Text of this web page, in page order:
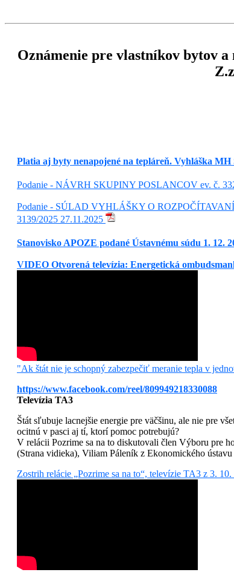
Oznámenie pre vlastníkov bytov
Platia aj byty nenapojené na tepláreň. Vyhláška
Podanie - NÁVRH SKUPINY POSLANCOV ev. č.
Podanie - SÚLAD VYHLÁŠKY O
3139/2025 27.11.2025
Stanovisko APOZE podané Ústavnému súdu 1. 12.
VIDEO Otvorená televízia: Energetická
"Ak štát nie je schopný zabezpečiť meranie tepla v
https://www.facebook.com/reel/809949218330088
Televízia TA3
Štát sľubuje lacnejšie energie pre väčšinu, ale nie pre
ocitnú v pasci aj tí, ktorí pomoc potrebujú?
V relácii Pozrime sa na to diskutovali člen Výboru pre
(Strana vidieka), Viliam Páleník z Ekonomického
Zostrih relácie „Pozrime sa na to“, televízie TA3 z 3. 10.